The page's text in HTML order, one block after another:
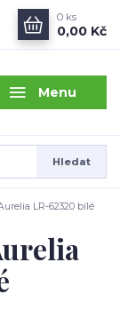
Menu
Hledat
0 ks
0,00 Kč
LR-62320 bílé